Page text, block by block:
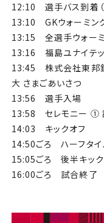
12:10 選手バス到着（
13:10 GKウォーミン
13:15 全選手ウォーミ
13:16 福島ユナイテッ
13:45 株式会社東邦
大 さまごあいさつ
13:56 選手入場
13:58 セレモニー ①
14:03 キックオフ
14:50ごろ ハーフタイ
15:05ごろ 後半キック
16:00ごろ 試合終了